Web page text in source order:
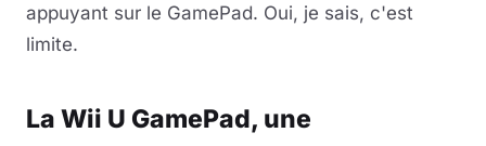
appuyant sur le GamePad. Oui, je sais, c'est
limite.
La Wii U GamePad, une